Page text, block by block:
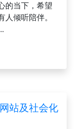
的当下，希望
倾听陪伴。
站及社会化